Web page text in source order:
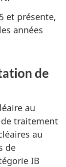
et présente,
années
de
au
traitement
au
de
IB